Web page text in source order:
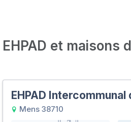
EHPAD et maisons
EHPAD Intercommunal
Mens 38710